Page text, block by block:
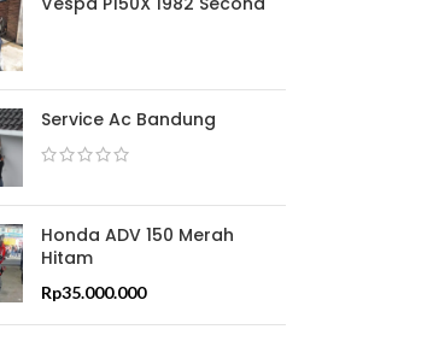
Service Ac Bandung
Honda ADV 150 Merah
Hitam
Rp35.000.000